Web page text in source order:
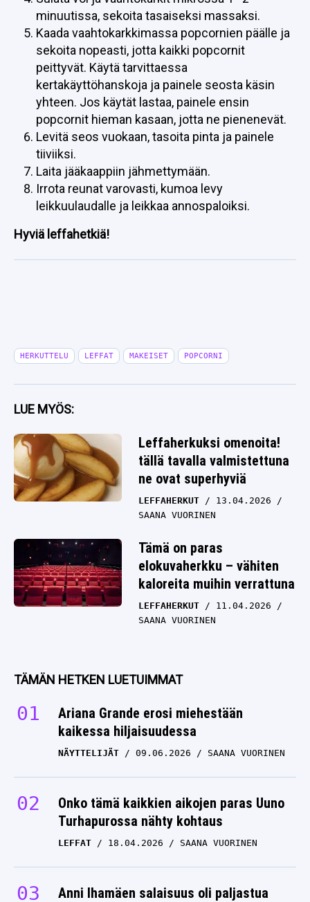
minuutissa, sekoita tasaiseksi massaksi.
Kaada vaahtokarkkimassa popcornien päälle ja
sekoita nopeasti, jotta kaikki popcornit
peittyvät. Käytä tarvittaessa
kertakäyttöhanskoja ja painele seosta käsin
yhteen. Jos käytät lastaa, painele ensin
popcornit hieman kasaan, jotta ne pienenevät.
Levitä seos vuokaan, tasoita pinta ja painele
tiiviiksi.
Laita jääkaappiin jähmettymään.
Irrota reunat varovasti, kumoa levy
leikkuulaudalle ja leikkaa annospaloiksi.
Hyviä leffahetkiä!
HERKUTTELU LEFFAT MAKEISET POPCORNI
LUE MYÖS:
Leffaherkuksi omenoita!
tällä tavalla valmistettuna
ne ovat superhyviä
LEFFAHERKUT
13.04.2026
SAANA VUORINEN
Tämä on paras
elokuvaherkku – vähiten
kaloreita muihin verrattuna
LEFFAHERKUT
11.04.2026
SAANA VUORINEN
TÄMÄN HETKEN LUETUIMMAT
Ariana Grande erosi miehestään
kaikessa hiljaisuudessa
NÄYTTELIJÄT 09.06.2026 SAANA VUORINEN
Onko tämä kaikkien aikojen paras Uuno
Turhapurossa nähty kohtaus
LEFFAT 18.04.2026 SAANA VUORINEN
Anni Ihamäen salaisuus oli paljastua